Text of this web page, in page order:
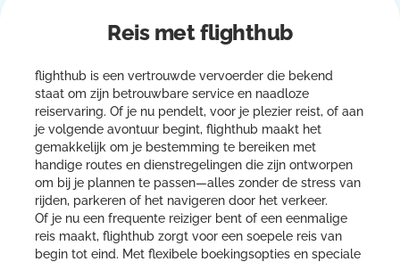
Reis met flighthub
flighthub is een vertrouwde vervoerder die bekend
staat om zijn betrouwbare service en naadloze
reiservaring. Of je nu pendelt, voor je plezier reist, of aan
je volgende avontuur begint, flighthub maakt het
gemakkelijk om je bestemming te bereiken met
handige routes en dienstregelingen die zijn ontworpen
om bij je plannen te passen—alles zonder de stress van
rijden, parkeren of het navigeren door het verkeer.
Of je nu een frequente reiziger bent of een eenmalige
reis maakt, flighthub zorgt voor een soepele reis van
begin tot eind. Met flexibele boekingsopties en speciale